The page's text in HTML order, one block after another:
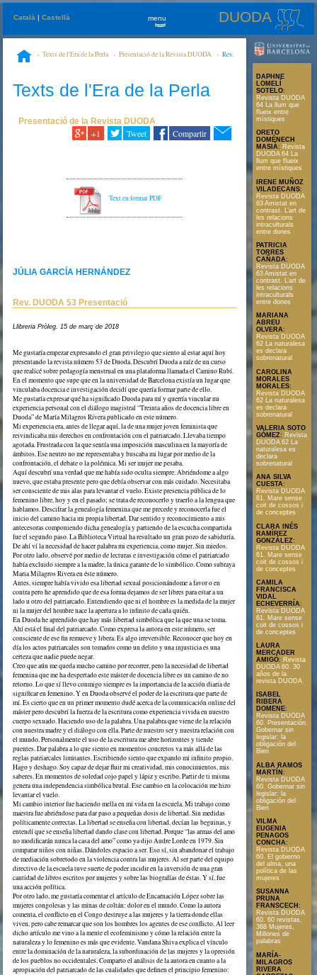
Català |Castellà DUODA
menu
»
Texts de l'Era de la Perla Presentació de la Revista DUODA
Rev.
Texts de l'Era de la Perla
Presentació de la Revista DUODA
+1 Tweet Compartir
Text en format PDF
JÚLIA GARCÍA HERNÁNDEZ
Rev. DUODA 53 Presentació
Llibreria Pròleg. 15 de març de 2018
Me gustaría empezar expresando el gran privilegio que siento al estar aquí hoy
presentando la revista número 53 de Duoda. Descubrí Duoda a raíz de un curso
que realicé sobre pedagogía menstrual en una plataforma llamada el Camino Rubí.
En el momento que supe que en la universidad de Barcelona existía un lugar que
vinculaba docencia e investigación decidí que quería formar parte de ello.
Me gustaría expresar qué ha significado Duoda para mí y querría vincular mi
experiencia personal con el diálogo magistral “Treinta años de docencia libre en
Duoda” de María Milagros Rivera publicado en este número.
Mi experiencia era, antes de llegar aquí, la de una mujer joven feminista que
reivindicaba mis derechos en confrontación con el patriarcado. Llevaba tiempo
agotada. Frustrada con la que sentía una imposición masculina en la mayoría de
ámbitos. Ese neutro no me representaba y buscaba mi lugar por medio de la
confrontación, el debate o la polémica. Mi ser mujer me pesaba.
Aquí descubrí una verdad que me había sido oculta siempre. Abriéndome a algo
nuevo, que estaba presente pero que debía observar con más cuidado. Necesitaba
ser consciente de mis alas para levantar el vuelo. Existe presencia pública de lo
femenino libre, hoy y en el pasado; se trata de reconocerlo y traerlo a la lengua que
hablamos. Descifrar la genealogía femenina que me precede y reconocerla fue el
inicio del camino hacia mi propia libertad. Dar sentido y reconocimiento a mis
antecesoras componiendo dicha genealogía y partiendo de la escucha compartida
fue el segundo paso. La Biblioteca Virtual ha resultado un gran pozo de sabiduría.
De ahí ví la necesidad de hacer palabra mi experiencia, como mujer. Sin miedos.
Por otro lado, observé por medio de lecturas e investigación cómo el patriarcado
había excluido siempre a la madre, la única garante de lo simbólico. Como subraya
Maria Milagros Rivera en éste número.
Antes, siempre había vivido esa libertad sexual posicionándome a favor o en
contra pero he aprendido que de esa forma dejamos de ser libres para estar a un
lado u otro del patriarcado. Entendiendo que ni el hombre es la medida de la mujer
ni la mujer del hombre nace la apertura a lo infinito de cada quién.
En Duoda he aprendido que hay más libertad simbólica que la que una se toma.
Ahí está el final del patriarcado. Como expresa la autora en este número, ser
consciente de ese fin remueve y libera. Es algo irreversible. Reconocer que hoy en
día los actos patriarcales son tomados como un delito y una injusticia es una
certeza que nadie puede negar.
Creo que aún me queda mucho camino por recorrer, pero la necesidad de libertad
femenina que me ha despertado este máster de docencia libre es un camino de no
retorno. Lo que sí llevo conmigo siempre es la importancia de la acción diaria de
significar en femenino. Y en Duoda observé el poder de la escritura que parte de
mí. Es cierto que en un primer momento dudé acerca de la comunicación online del
máster pero descubrí la fuerza de la escritura como experiencia vivida en nuestro
cuerpo sexuado. Haciendo uso de la palabra. Una palabra que viene de la relación
con nuestra madre y el diálogo con ella. Parte de nuestro ser y nuestra relación con
el mundo. Personalmente el uso de la escritura me abre horizontes y tiende
puentes. Dar palabra a lo que siento en momentos concretos va más allá de las
reglas patriarcales limitantes. Escribiendo siento que expando mi infinito propio.
Hago y deshago. Soy capaz de dejar fluir mi creatividad, mis conocimientos, mis
saberes. En momentos de soledad cojo papel y lápiz y escribo. Partir de ti misma
genera una independencia simbólica brutal. Ese cambio en la colocación me hizo
levantar el vuelo.
Mi cambio interior fue haciendo mella en mi vida en la escuela. Mi trabajo como
maestra fue abriéndose para dar paso a pequeñas dosis de libertad. Sin medidas
políticamente correctas. La libertad se enseña con libertad, decían las beguinas, y
entendí que se enseña libertad dando clase con libertad. Porque “las armas del amo
no modificarán nunca la casa del amo” como ya dijo Audre Lorde en 1979. Sin
comparar niños con niñas. Dándoles espacio a ser. Eso sí, sin abandonar el trabajo
de mediación sobretodo en la violencia contra las mujeres. Al ser parte del equipo
directivo de la escuela tuve suerte de poder incidir en la inversión de una gran
cantidad de libros escritos por mujeres y sobre las biografías de éstas. Y sí, fue
una acción política.
Por otro lado, me gustaría comentar el artículo de Encarnación López sobre las
mujeres congolesas y las minas de coltán: dolor en el mundo. Como la autora
comenta, el conflicto en el Congo destruye a las mujeres y la tierra donde ellas
viven, pero cabe remarcar que son los hombres los agentes de ese conflicto. Al leer
dicho artículo me vino a la mente el ecofeminismo y cómo la relación entre la
naturaleza y lo femenino es más que evidente. Vandana Shiva explica el vínculo
entre la dominación de la naturaleza, la subordinación de las mujeres y la opresión
de los pueblos no occidentales. Comparto el análisis de la autora en cuanto a la
apropiación del patriarcado de las cualidades que definen el principio femenino:
DAPHNE
LOMELÍ
SOTELO:
Revista DUODA
64 La llum que
flueix entre
místiques
ORETO
DOMÉNECH
MASIÀ: Revista
DUODA 64 La
llum que flueix
entre místiques
IRENE MUÑOZ
VILADECANS:
Revista DUODA
63 Amistat en
contrast. L’art de
les relacions
intraculturals
entre dones
PATRICIA
TORRES
CAÑADA:
Revista DUODA
63 Amistat en
contrast. L’art de
les relacions
intraculturals
entre dones
MARIANA
ABREU
OLVERA:
Revista DUODA
62 La naturalesa
es declara
sobrenatural
CAROLINA
MORALES
MORALES:
Revista DUODA
62 La naturalesa
es declara
sobrenatural
VALERIA SOTO
GÓMEZ: Revista
DUODA 62 La
naturalesa es
declara
sobrenatural
ANA SILVA
CUESTA:
Revista DUODA
61. Mare sense
coit de cossos i
de conceptes
CLARA INÉS
RAMÍREZ
GONZÁLEZ:
Revista DUODA
61. Mare sense
coit de cossos i
de conceptes
CAMILA
FRANCISCA
VIDAL
ECHEVERRÍA:
Revista DUODA
61. Mare sense
coit de cossos i
de conceptes
LAURA
MERCADER
AMIGÓ: Revista
DUODA 60. 30
años de la
revista DUODA
ISABEL
RIBERA
DOMENE:
Revista DUODA
60. Presentación.
Gobernar sin
legislar: la
obligación del
Bien
ALBA RAMOS
MARTÍN :
Revista DUODA
60. Gobernar sin
legislar: la
obligación del
Bien
VILMA
EUGENIA
PENAGOS
CONCHA:
Revista DUODA
60. El gobierno
del alma, una
política de las
mujeres
SUSANNA
PRUNA
FRANSCECH :
Revista DUODA
60. 60 revistas,
368 Mujeres,
Millones de
palabras
MARÍA-
MILAGROS
RIVERA